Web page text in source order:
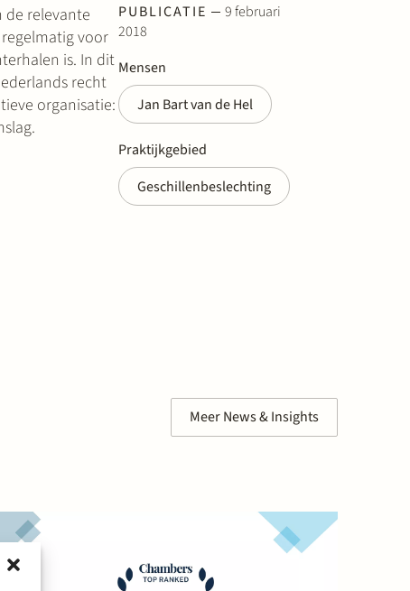
PUBLICATIE
9 februari
2018
Mensen
Jan Bart van de Hel
Praktijkgebied
Geschillenbeslechting
de relevante
voor
is. In dit
recht
organisatie:
Meer News & Insights